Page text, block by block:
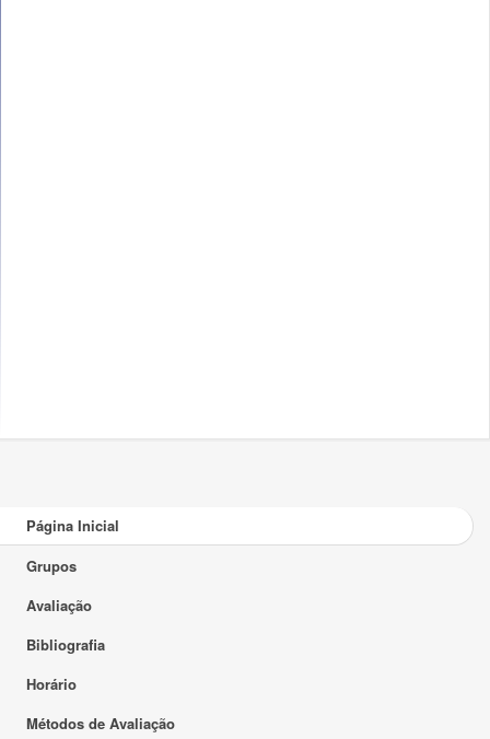
Página Inicial
Grupos
Avaliação
Bibliografia
Horário
Métodos de Avaliação